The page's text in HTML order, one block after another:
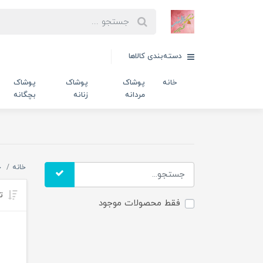
دسته‌بندی کالاها
خانه
پوشاک
مردانه
پوشاک
زنانه
پوشاک
بچگانه
فقط محصولات موجود
خانه